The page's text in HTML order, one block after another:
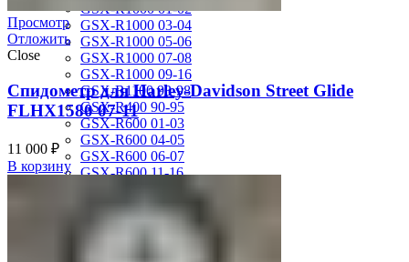
GSX-R1000 01-02
GSX-R1000 03-04
GSX-R1000 05-06
GSX-R1000 07-08
GSX-R1000 09-16
GSX-R1100 93-98
GSX-R400 90-95
GSX-R600 01-03
GSX-R600 04-05
GSX-R600 06-07
GSX-R600 11-16
GSX-R600 SRAD 97-00
GSX-R750 00-03
GSX-R750 04-05
Просмотр
Отложить
Close
Спидометр для Harley-Davidson Street Glide
FLHX1580 07-11
11 000 ₽
В корзину